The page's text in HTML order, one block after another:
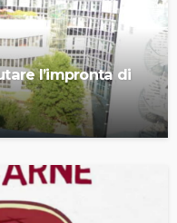
l’impronta di